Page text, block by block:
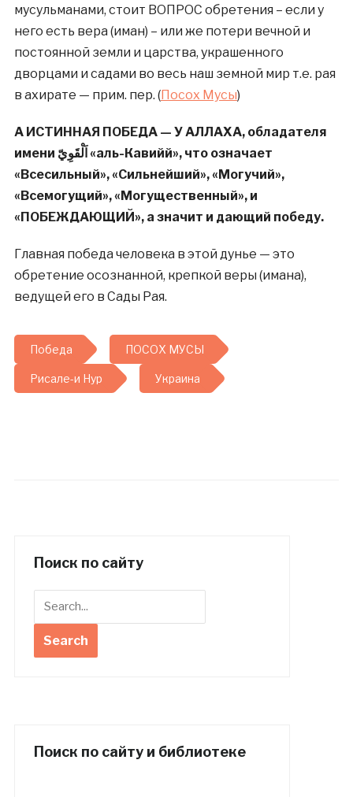
мусульманами, стоит ВОПРОС обретения – если у
него есть вера (иман) – или же потери вечной и
постоянной земли и царства, украшенного
дворцами и садами во весь наш земной мир т.е. рая
в ахирате — прим. пер. (Посох Мусы)
А ИСТИННАЯ ПОБЕДА — У АЛЛАХА, обладателя
имени اَلْقَوِيّ «аль-Кавийй», что означает
«Всесильный», «Сильнейший», «Мо­гу­чий»,
«Всемогущий», «Могущественный», и
«ПОБЕЖДАЮЩИЙ», а значит и дающий победу.
Главная победа человека в этой дунье — это
обретение осознанной, крепкой веры (имана),
ведущей его в Сады Рая.
Победа ПОСОХ МУСЫ
Рисале-и Нур Украина
Поиск по сайту
Поиск по сайту и библиотеке